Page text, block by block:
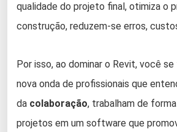
qualidade do projeto final, otimiza o
construção, reduzem-se erros,
Por isso, ao dominar o Revit, você
nova onda de profissionais que
da colaboração, trabalham de forma
projetos em um software que